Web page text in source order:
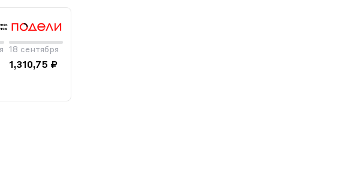
18 сентября
1,310,75 ₽